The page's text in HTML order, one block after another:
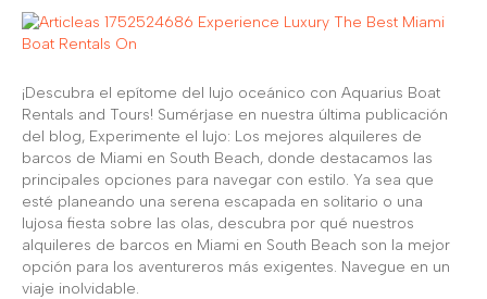
¡Descubra el epítome del lujo oceánico con Aquarius Boat
Rentals and Tours! Sumérjase en nuestra última publicación
del blog, Experimente el lujo: Los mejores alquileres de
barcos de Miami en South Beach, donde destacamos las
principales opciones para navegar con estilo. Ya sea que
esté planeando una serena escapada en solitario o una
lujosa fiesta sobre las olas, descubra por qué nuestros
alquileres de barcos en Miami en South Beach son la mejor
opción para los aventureros más exigentes. Navegue en un
viaje inolvidable.